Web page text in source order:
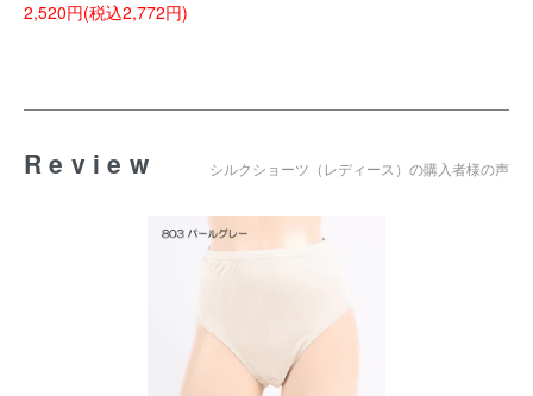
2,520円(税込2,772円)
Review シルクショーツ（レディース）の購入者様の声